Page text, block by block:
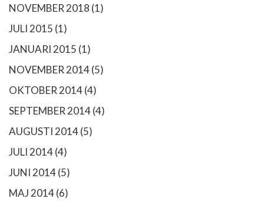
NOVEMBER 2018 (1)
JULI 2015 (1)
JANUARI 2015 (1)
NOVEMBER 2014(5)
OKTOBER 2014(4)
SEPTEMBER 2014(4)
AUGUSTI 2014(5)
JULI 2014(4)
JUNI 2014(5)
MAJ 2014(6)